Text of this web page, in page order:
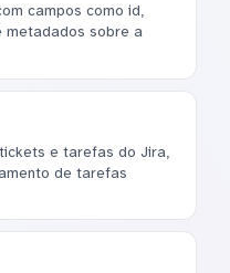
campos como id,
metadados sobre a
e tarefas do Jira,
de tarefas